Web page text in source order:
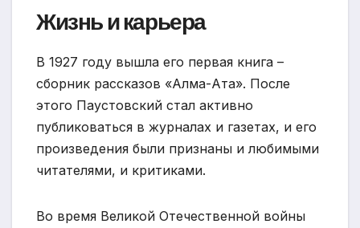
Жизнь и карьера
В 1927 году вышла его первая книга –
сборник рассказов «Алма-Ата». После
этого Паустовский стал активно
публиковаться в журналах и газетах, и его
произведения были признаны и любимыми
читателями, и критиками.
Во время Великой Отечественной войны